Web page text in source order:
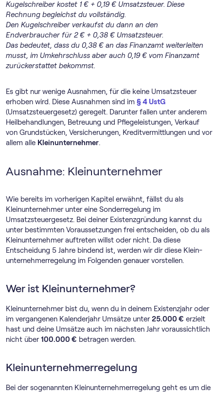
Kugelschreiber kostet 1 € + 0,19 € Umsatzsteuer. Diese
Rechnung begleichst du vollständig.
Den Kugelschreiber verkaufst du dann an den
Endverbraucher für 2 € + 0,38 € Umsatzsteuer.
Das bedeutet, dass du 0,38 € an das Finanzamt weiterleiten
musst, im Umkehrschluss aber auch 0,19 € vom Finanzamt
zurückerstattet bekommst.
Es gibt nur wenige Ausnahmen, für die keine Umsatzsteuer
erhoben wird. Diese Ausnahmen sind im § 4 UstG
(Umsatzsteuergesetz) geregelt. Darunter fallen unter anderem
Heilbehandlungen, Betreuung und Pflegeleistungen, Verkauf
von Grundstücken, Versicherungen, Kreditvermittlungen und vor
allem alle Kleinunternehmer.
Ausnahme: Kleinunternehmer
Wie bereits im vorherigen Kapitel erwähnt, fällst du als
Kleinunternehmer unter eine Sonderregelung im
Umsatzsteuergesetz. Bei deiner Existenzgründung kannst du
unter bestimmten Voraussetzungen frei entscheiden, ob du als
Kleinunternehmer auftreten willst oder nicht. Da diese
Entscheidung 5 Jahre bindend ist, werden wir dir diese Klein­
unternehmer­regelung im Folgenden genauer vorstellen.
Wer ist Kleinunternehmer?
Kleinunternehmer bist du, wenn du in deinem Existenzjahr oder
im vergangenen Kalenderjahr Umsätze unter25.000 € erzielt
hast und deine Umsätze auch im nächsten Jahr voraussichtlich
nicht über100.000 € betragen werden.
Klein­unternehmer­regelung
Bei der sogenannten Klein­unternehmer­regelung geht es um die